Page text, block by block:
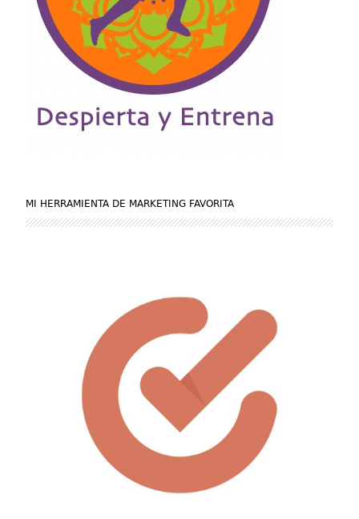
MI HERRAMIENTA DE MARKETING FAVORITA